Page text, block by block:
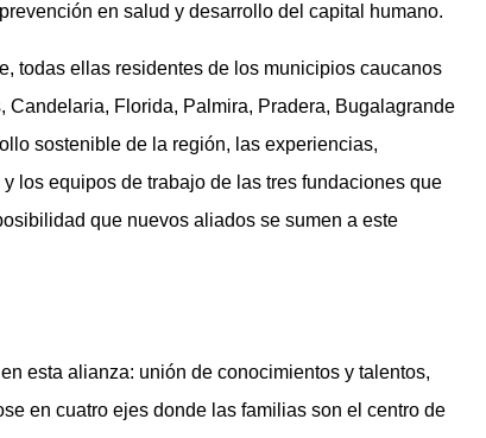
en salud y desarrollo del capital humano.
todas ellas residentes de los municipios caucanos
Florida, Palmira, Pradera, Bugalagrande
sostenible de la región, las experiencias,
los equipos de trabajo de las tres fundaciones que
que nuevos aliados se sumen a este
esta alianza: unión de conocimientos y talentos,
en cuatro ejes donde las familias son el centro de